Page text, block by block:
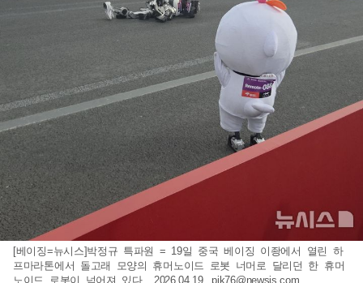
[베이징=뉴시스]박정규 특파원 = 19일 중국 베이징 이좡에서 열린 하
프마라톤에서 돌고래 모양의 휴머노이드 로봇 너머로 달리던 한 휴머
노이드 로봇이 넘어져 있다.. 2026.04.19.pjk76@newsis.com